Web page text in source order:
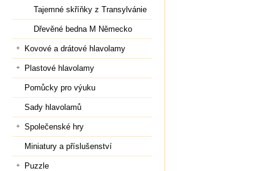
Tajemné skříňky z Transylvánie
Dřevěné bedna M Německo
Kovové a drátové hlavolamy
Plastové hlavolamy
Pomůcky pro výuku
Sady hlavolamů
Společenské hry
Miniatury a příslušenství
Puzzle